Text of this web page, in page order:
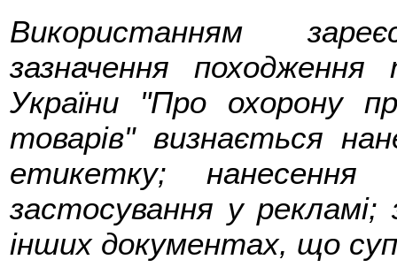
Використанням
зазначення
України "Про охорону
товарів" визнається
етикетку;
застосування у
інших документах, що